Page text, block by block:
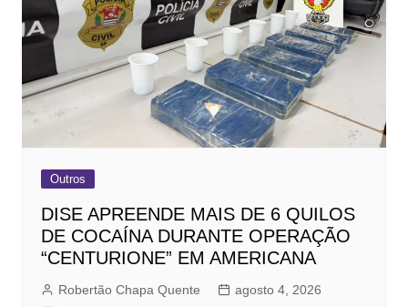
Outros
DISE APREENDE MAIS DE 6 QUILOS
DE COCAÍNA DURANTE OPERAÇÃO
“CENTURIONE” EM AMERICANA
Robertão Chapa Quente
agosto 4, 2026